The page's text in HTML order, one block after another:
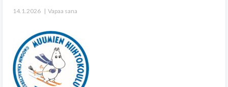
14.1.2026 Vapaa sana